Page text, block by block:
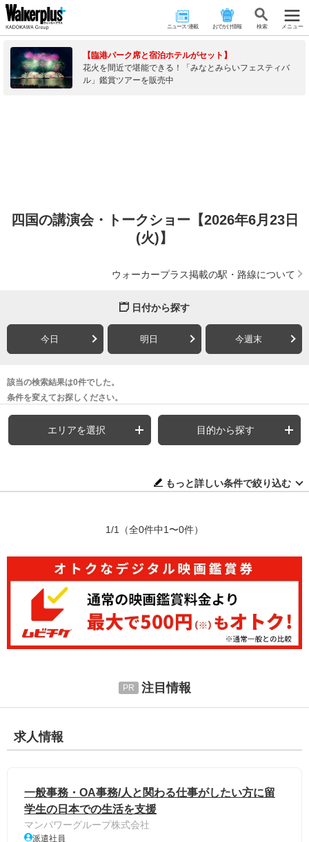
ニュース･連載 おでかけ情報 検 索 メニュー
【臨港パーク席と宿泊ホテルがセット】
花火を間近で堪能できる！「みなとみらいフェスティバ
ル」鑑賞ツアーを販売中
四国の講演会・トークショー【2026年6月23日
(火)】
ウォーカープラス掲載の駅・路線について
日付から探す
今日 明日 今週末
該当の検索結果は0件でした。
条件を変えてお探しください。
エリアを選択 目的から探す
もっと詳しい条件で絞り込む
1/1 （全0件中1〜0件）
注目情報
求人情報
一般事務・OA事務/人と関わる仕事がしたい方に留
学生の日本での生活を支援
マンパワーグループ株式会社
派遣社員